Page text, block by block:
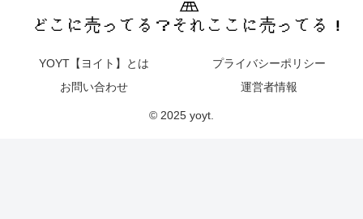
YOYT【ヨイト】とは
プライバシーポリシー
お問い合わせ
運営者情報
© 2025 yoyt.